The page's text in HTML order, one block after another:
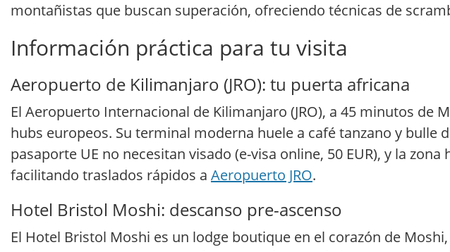
montañistas que buscan superación, ofreciendo técnicas de
Información práctica para tu visita
Aeropuerto de Kilimanjaro (JRO): tu puerta africana
El Aeropuerto Internacional de Kilimanjaro (JRO), a 45 minutos de
hubs europeos. Su terminal moderna huele a café tanzano y bulle
pasaporte UE no necesitan visado (e-visa online, 50 EUR), y la zona
facilitando traslados rápidos a Aeropuerto JRO.
Hotel Bristol Moshi: descanso pre-ascenso
El Hotel Bristol Moshi es un lodge boutique en el corazón de